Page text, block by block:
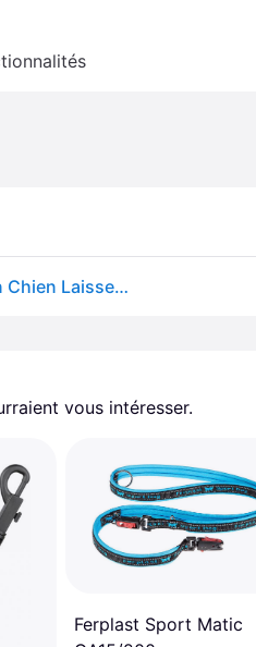
Hunter Training Leash Freestyle 2 M Marron Nylon Chien Laisse Éducative
vous intéresser.
Ferplast Sport Matic